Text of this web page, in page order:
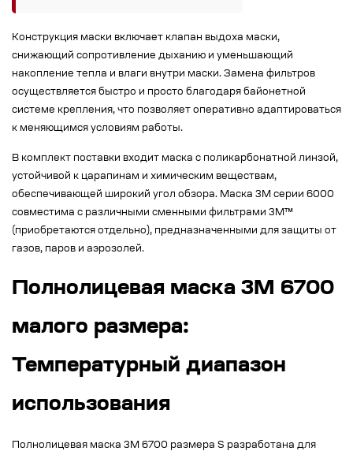
Конструкция маски включает клапан выдоха маски,
снижающий сопротивление дыханию и уменьшающий
накопление тепла и влаги внутри маски. Замена фильтров
осуществляется быстро и просто благодаря байонетной
системе крепления, что позволяет оперативно адаптироваться
к меняющимся условиям работы.
В комплект поставки входит маска с поликарбонатной линзой,
устойчивой к царапинам и химическим веществам,
обеспечивающей широкий угол обзора. Маска 3М серии 6000
совместима с различными сменными фильтрами 3M™
(приобретаются отдельно), предназначенными для защиты от
газов, паров и аэрозолей.
Полнолицевая маска 3M 6700
малого размера:
Температурный диапазон
использования
Полнолицевая маска 3М 6700 размера S разработана для